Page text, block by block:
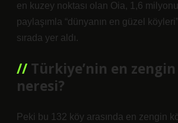
en kuzey noktası olan Oia, 1,6
paylaşımla “dünyanın en güzel
sırada yer aldı.
Türkiye’nin en
neresi?
Peki bu 132 köy arasında en zengin